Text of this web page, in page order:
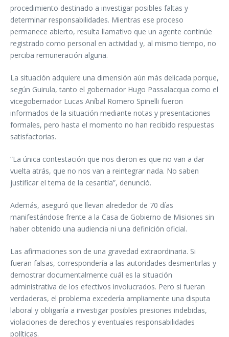
procedimiento destinado a investigar posibles faltas y
determinar responsabilidades. Mientras ese proceso
permanece abierto, resulta llamativo que un agente continúe
registrado como personal en actividad y, al mismo tiempo, no
perciba remuneración alguna.
La situación adquiere una dimensión aún más delicada porque,
según Guirula, tanto el gobernador Hugo Passalacqua como el
vicegobernador Lucas Aníbal Romero Spinelli fueron
informados de la situación mediante notas y presentaciones
formales, pero hasta el momento no han recibido respuestas
satisfactorias.
“La única contestación que nos dieron es que no van a dar
vuelta atrás, que no nos van a reintegrar nada. No saben
justificar el tema de la cesantía”, denunció.
Además, aseguró que llevan alrededor de 70 días
manifestándose frente a la Casa de Gobierno de Misiones sin
haber obtenido una audiencia ni una definición oficial.
Las afirmaciones son de una gravedad extraordinaria. Si
fueran falsas, correspondería a las autoridades desmentirlas y
demostrar documentalmente cuál es la situación
administrativa de los efectivos involucrados. Pero si fueran
verdaderas, el problema excedería ampliamente una disputa
laboral y obligaría a investigar posibles presiones indebidas,
violaciones de derechos y eventuales responsabilidades
políticas.